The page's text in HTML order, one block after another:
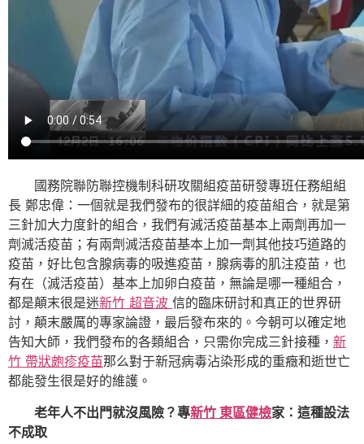
國務院聯防聯控機制科研攻關組疫苗研發專班任務組組
長 鄭忠偉：一個就是我們發布的很詳細的疫苗組合，就是第
三針加大力度針的組合，我們有滅活疫苗基本上兩劑再加一
劑滅活疫苗；有兩劑滅活疫苗基本上加一劑其他技巧道路的
疫苗，好比包含腺病毒的吸進疫苗，腺病毒的肌注疫苗，也
有在（滅活疫苗）基本上加卵白疫苗，無論是哪一種組合，
都是顛末很是迷新竹 超音波 信的臨床研討和真正的世界研
討，顛末嚴厲的專家論證，最后發布來的。今朝可以確定地
告知大師，我們發布的各類組合，只需你完成三針接種， 新
竹 帶狀皰疹疫苗那么對于新冠病毒沾染形成的重癥和逝世亡
都能發生很是好的維護。
老年人不出門就沒風險？專新竹 東區健檢家：這種設法
不成取